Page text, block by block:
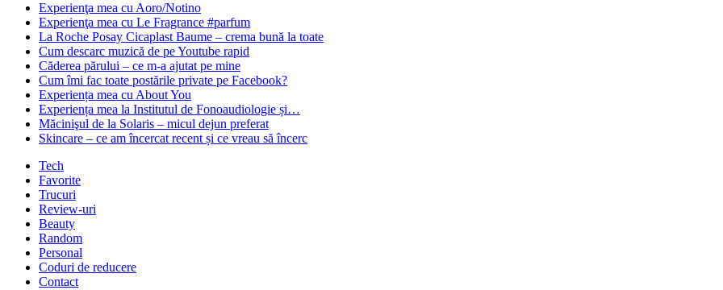
Experienţa mea cu Aoro/Notino
Experienţa mea cu Le Fragrance #parfum
La Roche Posay Cicaplast Baume – crema bună la toate
Cum descarc muzică de pe Youtube rapid
Căderea părului – ce m-a ajutat pe mine
Cum îmi fac toate postările private pe Facebook?
Experiența mea cu About You
Experiența mea la Institutul de Fonoaudiologie și…
Măcinişul de la Solaris – micul dejun preferat
Skincare – ce am încercat recent și ce vreau să încerc
Tech
Favorite
Trucuri
Review-uri
Beauty
Random
Personal
Coduri de reducere
Contact